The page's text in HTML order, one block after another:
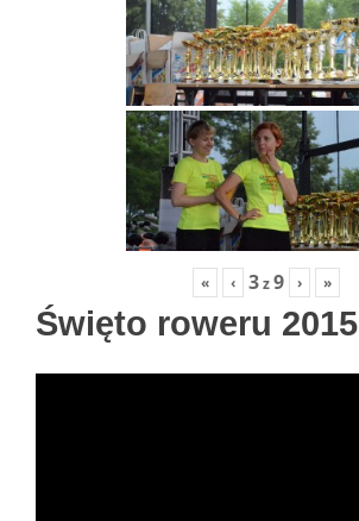
« ‹ 3z9 › »
Święto roweru 2015